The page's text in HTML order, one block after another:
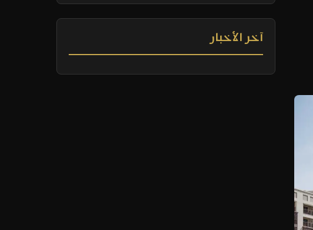
آخر الأخبار